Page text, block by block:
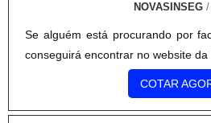
NOVASINSEG /
Se alguém está procurando por
conseguirá encontrar no website da
COTAR